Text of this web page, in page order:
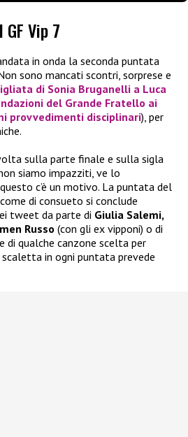
Vip 7
in onda la seconda puntata
sono mancati scontri, sorprese e
di Sonia Bruganelli a Luca
del Grande Fratello ai
provvedimenti disciplinari), per
sulla parte finale e sulla sigla
siamo impazziti, ve lo
c’è un motivo. La puntata del
come di consueto si conclude
tweet da parte di Giulia Salemi,
Russo (con gli ex vipponi) o di
di qualche canzone scelta per
scaletta in ogni puntata prevede